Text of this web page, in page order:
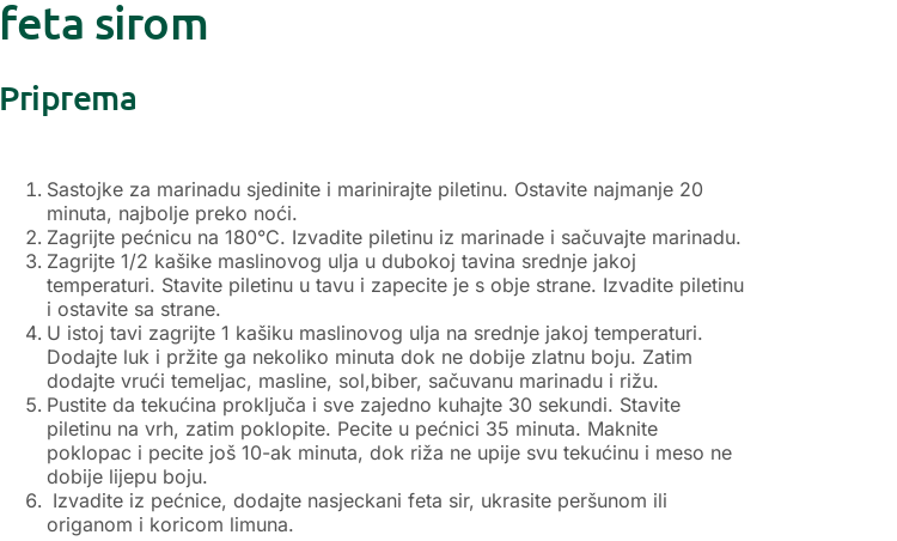
feta sirom
Priprema
Sastojke za marinadu sjedinite i marinirajte piletinu. Ostavite najmanje 20
minuta, najbolje preko noći.
Zagrijte pećnicu na 180°C. Izvadite piletinu iz marinade i sačuvajte marinadu.
Zagrijte 1/2 kašike maslinovog ulja u dubokoj tavina srednje jakoj
temperaturi. Stavite piletinu u tavu i zapecite je s obje strane. Izvadite piletinu
i ostavite sa strane.
U istoj tavi zagrijte 1 kašiku maslinovog ulja na srednje jakoj temperaturi.
Dodajte luk i pržite ga nekoliko minuta dok ne dobije zlatnu boju. Zatim
dodajte vrući temeljac, masline, sol,biber, sačuvanu marinadu i rižu.
Pustite da tekućina proključa i sve zajedno kuhajte 30 sekundi. Stavite
piletinu na vrh, zatim poklopite. Pecite u pećnici 35 minuta. Maknite
poklopac i pecite još 10-ak minuta, dok riža ne upije svu tekućinu i meso ne
dobije lijepu boju.
Izvadite iz pećnice, dodajte nasjeckani feta sir, ukrasite peršunom ili
origanom i koricom limuna.